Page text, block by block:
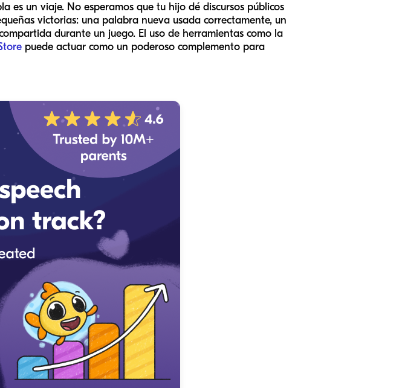
es un viaje. No esperamos que tu hijo dé discursos públicos
victorias: una palabra nueva usada correctamente, un
durante un juego. El uso de herramientas como la
puede actuar como un poderoso complemento para